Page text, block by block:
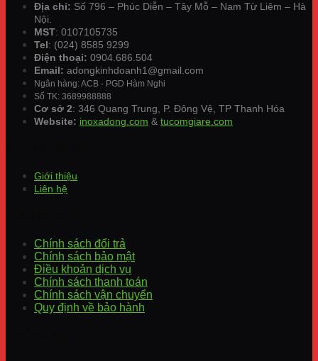
Địa chỉ: Số 796 – Phúc Diễn – Tây Mỗ – Nam Từ Liêm – Hà
Nội.
MST: 0107105735
Tel: (024) 8585 9299
Điện thoại: 0904.686.504
Email: adongkinhdoanh1@gmail.com
Ngân hàng: ACB - PGD Hàm Nghi
Số TK: 3689988888
Cơ sở 2: 346 Quang Trung, P. Đông Vệ, TP Thanh Hóa
Website: inoxadong.com & tucomgiare.com
Giới thiệu
Liên hệ
Chính sách đổi trả
Chính sách bảo mật
Điều khoản dịch vụ
Chính sách thanh toán
Chính sách vận chuyển
Quy định về bảo hành